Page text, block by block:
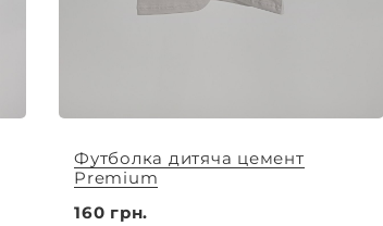
Футболка дитяча цемент
Premium
160 грн.